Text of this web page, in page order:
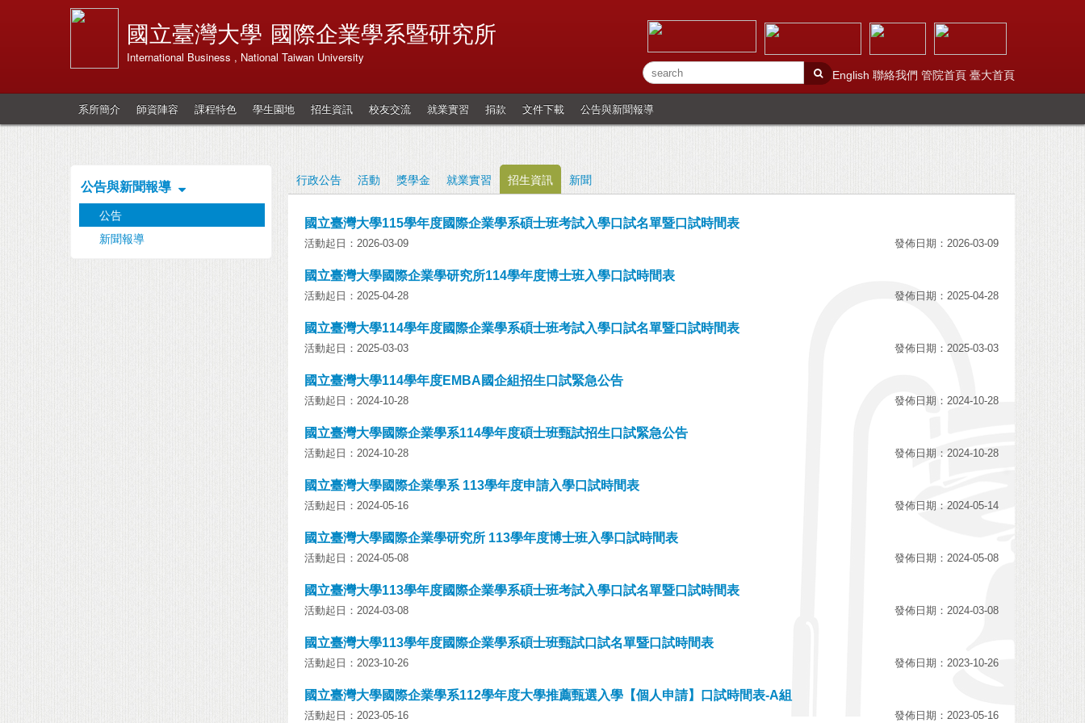
國立臺灣大學 國際企業學系暨研究所
International Business , National Taiwan University
English 聯絡我們 管院首頁 臺大首頁
系所簡介 師資陣容 課程特色 學生園地 招生資訊 校友交流 就業實習 捐款 文件下載 公告與新聞報導
公告與新聞報導
公告
新聞報導
行政公告 活動 獎學金 就業實習 招生資訊 新聞
國立臺灣大學115學年度國際企業學系碩士班考試入學口試名單暨口試時間表
活動起日：2026-03-09 發佈日期：2026-03-09
國立臺灣大學國際企業學研究所114學年度博士班入學口試時間表
活動起日：2025-04-28 發佈日期：2025-04-28
國立臺灣大學114學年度國際企業學系碩士班考試入學口試名單暨口試時間表
活動起日：2025-03-03 發佈日期：2025-03-03
國立臺灣大學114學年度EMBA國企組招生口試緊急公告
活動起日：2024-10-28 發佈日期：2024-10-28
國立臺灣大學國際企業學系114學年度碩士班甄試招生口試緊急公告
活動起日：2024-10-28 發佈日期：2024-10-28
國立臺灣大學國際企業學系 113學年度申請入學口試時間表
活動起日：2024-05-16 發佈日期：2024-05-14
國立臺灣大學國際企業學研究所 113學年度博士班入學口試時間表
活動起日：2024-05-08 發佈日期：2024-05-08
國立臺灣大學113學年度國際企業學系碩士班考試入學口試名單暨口試時間表
活動起日：2024-03-08 發佈日期：2024-03-08
國立臺灣大學113學年度國際企業學系碩士班甄試口試名單暨口試時間表
活動起日：2023-10-26 發佈日期：2023-10-26
國立臺灣大學國際企業學系112學年度大學推薦甄選入學【個人申請】口試時間表-A組
活動起日：2023-05-16 發佈日期：2023-05-16